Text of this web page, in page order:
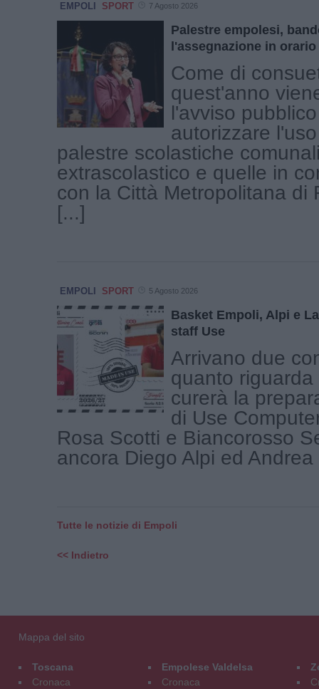
EMPOLI SPORT 7 Agosto 2026
Palestre empolesi,
l'assegnazione in
Come di
quest'anno
l'avviso
autorizzare
palestre scolastiche
extrascolastico e quelle in
con la Città Metropolitana di
[...]
EMPOLI SPORT 5 Agosto 2026
Basket Empoli, Alpi e
staff Use
Arrivano due
quanto
curerà la
di Use
Rosa Scotti e Biancorosso
ancora Diego Alpi ed
Tutte le notizie di Empoli
<< Indietro
Mappa del sito
Toscana
Cronaca
Empolese Valdelsa
Cronaca